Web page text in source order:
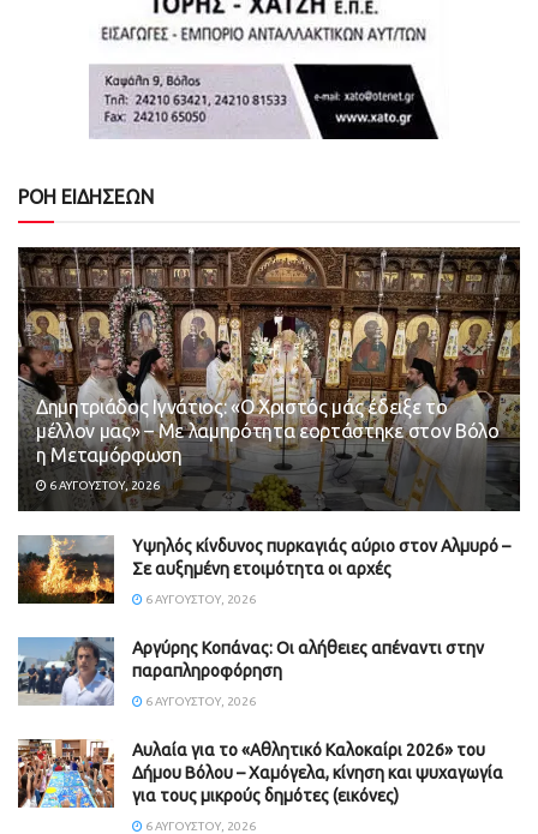
ΡΟΗ ΕΙΔΗΣΕΩΝ
Δημητριάδος Ιγνάτιος: «Ο Χριστός μάς έδειξε το
μέλλον μας» – Με λαμπρότητα εορτάστηκε στον Βόλο
η Μεταμόρφωση
6 ΑΥΓΟΎΣΤΟΥ, 2026
Υψηλός κίνδυνος πυρκαγιάς αύριο στον Αλμυρό –
Σε αυξημένη ετοιμότητα οι αρχές
6 ΑΥΓΟΎΣΤΟΥ, 2026
Aργύρης Κοπάνας: Οι αλήθειες απέναντι στην
παραπληροφόρηση
6 ΑΥΓΟΎΣΤΟΥ, 2026
Αυλαία για το «Αθλητικό Καλοκαίρι 2026» του
Δήμου Βόλου – Χαμόγελα, κίνηση και ψυχαγωγία
για τους μικρούς δημότες (εικόνες)
6 ΑΥΓΟΎΣΤΟΥ, 2026